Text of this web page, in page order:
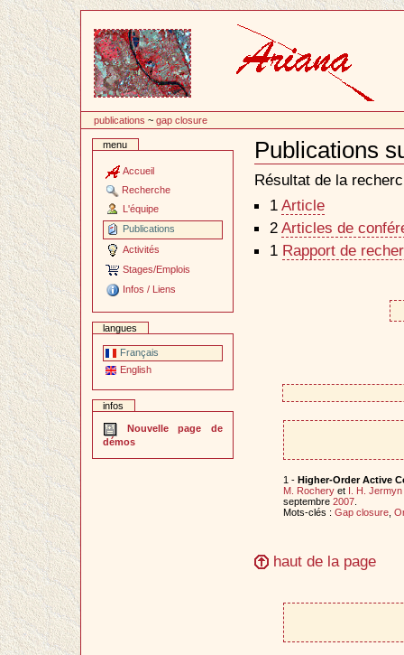
contenu
publications ~gap closure
menu
Accueil
Recherche
L'équipe
Publications
Activités
Stages/Emplois
Infos / Liens
langues
Français
English
infos
Nouvelle page de
démos
Publications
Document
Actions
Résultat de la
1 Article
2 Articles de
1 Rapport de
1 - Higher-Order Active
M. Rocheryet I. H. Jermyn
septembre 2007.
Mots-clés : Gap closure,
haut de la page